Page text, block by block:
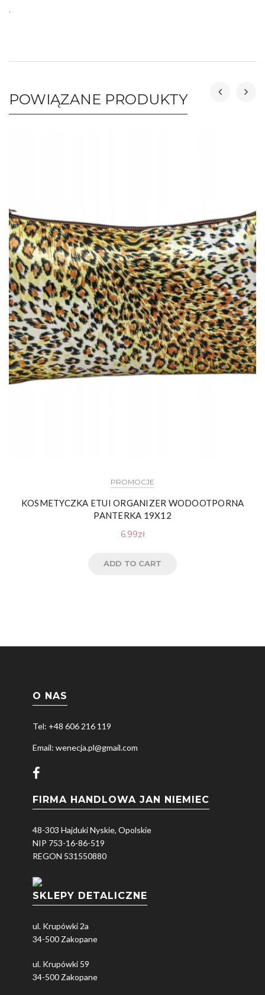
.
POWIĄZANE PRODUKTY
PROMOCJE
KOSMETYCZKA ETUI ORGANIZER WODOOTPORNA
PANTERKA 19X12
6.99zł
ADD TO CART
O NAS
Tel: +48 606 216 119
Email: wenecja.pl@gmail.com
FIRMA HANDLOWA JAN NIEMIEC
48-303 Hajduki Nyskie, Opolskie
NIP 753-16-86-519
REGON 531550880
SKLEPY DETALICZNE
ul. Krupówki 2a
34-500 Zakopane
ul. Krupówki 59
34-500 Zakopane